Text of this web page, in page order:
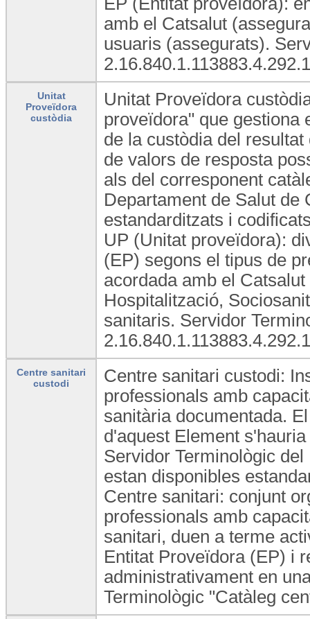
amb el Catsalut
usuaris (assegurats).
Unitat
Proveïdora
custòdia
Unitat Proveïdora
proveïdora" que gestiona
de la custòdia del
de valors de resposta
als del corresponent
Departament de Salut de
estandarditzats i
UP (Unitat proveïdora):
(EP) segons el tipus de
acordada amb el
Hospitalització,
sanitaris. Servidor
Centre sanitari
custodi
Centre sanitari custodi:
professionals amb
sanitària documentada.
d'aquest Element
Servidor Terminològic
estan disponibles
Centre sanitari: conjunt
professionals amb
sanitari, duen a terme
Entitat Proveïdora (EP) i
administrativament en
Terminològic "Catàleg